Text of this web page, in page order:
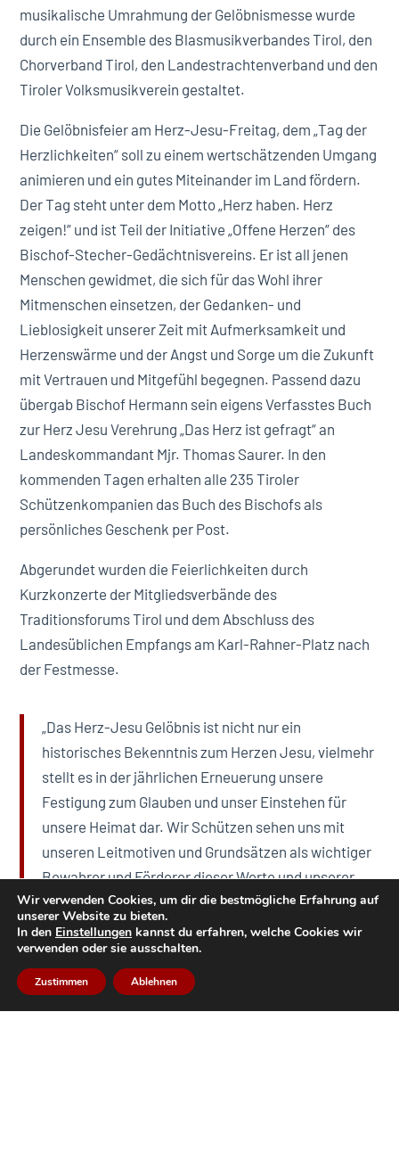
musikalische Umrahmung der Gelöbnismesse wurde
durch ein Ensemble des Blasmusikverbandes Tirol, den
Chorverband Tirol, den Landestrachtenverband und den
Tiroler Volksmusikverein gestaltet.
Die Gelöbnisfeier am Herz-Jesu-Freitag, dem „Tag der
Herzlichkeiten“ soll zu einem wertschätzenden Umgang
animieren und ein gutes Miteinander im Land fördern.
Der Tag steht unter dem Motto „Herz haben. Herz
zeigen!“ und ist Teil der Initiative „Offene Herzen“ des
Bischof-Stecher-Gedächtnisvereins. Er ist all jenen
Menschen gewidmet, die sich für das Wohl ihrer
Mitmenschen einsetzen, der Gedanken- und
Lieblosigkeit unserer Zeit mit Aufmerksamkeit und
Herzenswärme und der Angst und Sorge um die Zukunft
mit Vertrauen und Mitgefühl begegnen. Passend dazu
übergab Bischof Hermann sein eigens Verfasstes Buch
zur Herz Jesu Verehrung „Das Herz ist gefragt“ an
Landeskommandant Mjr. Thomas Saurer. In den
kommenden Tagen erhalten alle 235 Tiroler
Schützenkompanien das Buch des Bischofs als
persönliches Geschenk per Post.
Abgerundet wurden die Feierlichkeiten durch
Kurzkonzerte der Mitgliedsverbände des
Traditionsforums Tirol und dem Abschluss des
Landesüblichen Empfangs am Karl-Rahner-Platz nach
der Festmesse.
„Das Herz-Jesu Gelöbnis ist nicht nur ein
historisches Bekenntnis zum Herzen Jesu, vielmehr
stellt es in der jährlichen Erneuerung unsere
Festigung zum Glauben und unser Einstehen für
unsere Heimat dar. Wir Schützen sehen uns mit
unseren Leitmotiven und Grundsätzen als wichtiger
Bewahrer und Förderer dieser Werte und unserer
Gesellschaft. Und so legen wir diese Werte nicht
einfach ab, wie die Tracht nach dem Ausrücken,
sondern tragen diese immer in unserem Denken und
Handeln mit uns.“
Wir verwenden Cookies, um dir die bestmögliche Erfahrung auf
unserer Website zu bieten.
In den Einstellungen kannst du erfahren, welche Cookies wir
verwenden oder sie ausschalten.
Zustimmen Ablehnen